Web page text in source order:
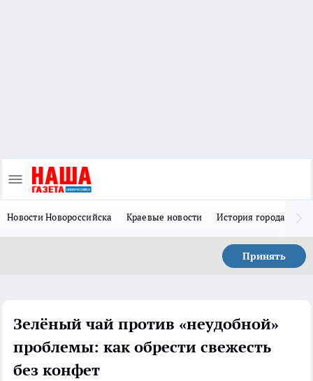
Новости Новороссийска Краевые новости История города Н
Принять
Зелёный чай против «неудобной»
проблемы: как обрести свежесть
без конфет